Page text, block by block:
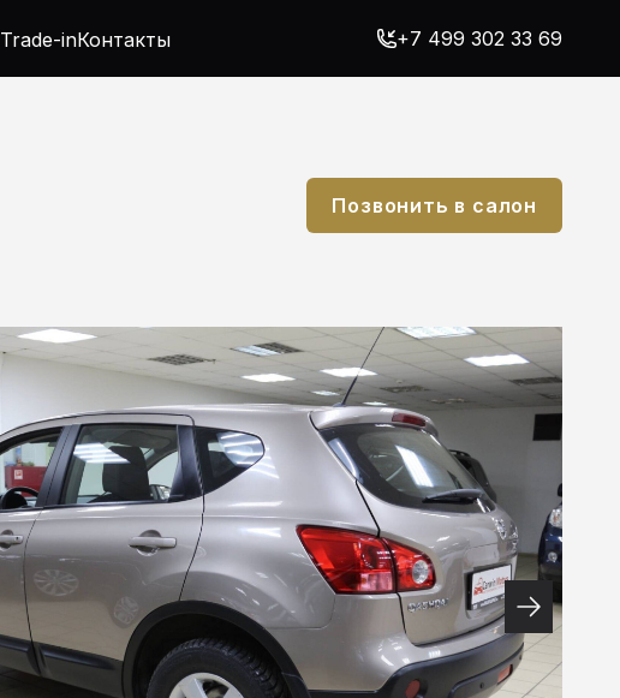
Trade-inКонтакты +7 499 302 33 69
Позвонить в салон